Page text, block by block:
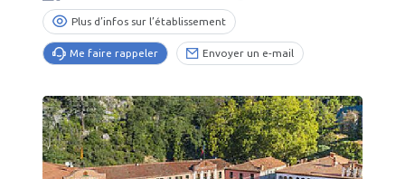
Plus d’infos sur l’établissement
Me faire rappeler Envoyer un e-mail